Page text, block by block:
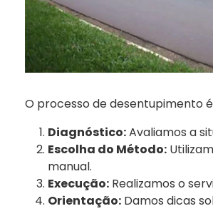
O processo de desentupimento
Diagnóstico:Avaliamos a
Escolha do Método:
manual.
Execução:Realizamos o
Orientação:Damos dicas